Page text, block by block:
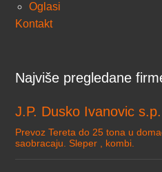
Oglasi
Kontakt
Najviše pregledane
J.P. Dusko Ivanovic s.p.
Prevoz Tereta do 25 tona u
saobracaju. Sleper , kombi.